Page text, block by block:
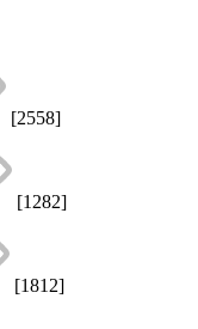
[2558]
[1282]
[1812]